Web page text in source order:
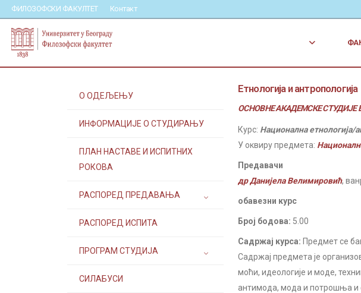
ФИЛОЗОФСКИ ФАКУЛТЕТ Контакт
О ОДЕЉЕЊУ
ИНФОРМАЦИЈЕ О СТУДИРАЊУ
ПЛАН НАСТАВЕ И ИСПИТНИХ
РОКОВА
РАСПОРЕД ПРЕДАВАЊА
РАСПОРЕД ИСПИТА
ПРОГРАМ СТУДИЈА
СИЛАБУСИ
Етнологија и антропологија
ОСНОВНЕ АКАДЕМСКЕ СТУДИЈЕ
Курс: Национална етнологија/
У оквиру предмета:
Предавачи
др Данијела Велимировић,
обавезни курс
Број бодова: 5.00
Садржај курса: Предмет се
Садржај предмета је
моћи, идеологије и моде,
антимода, мода и потрошња и